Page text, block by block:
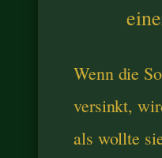
Wenn die
versinkt,
als wollte